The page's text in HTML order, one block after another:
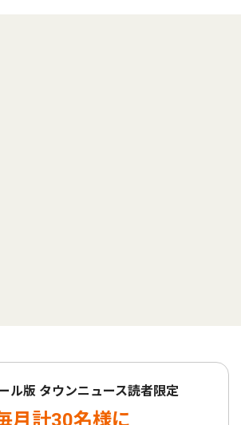
ル版 タウンニュース読者限定
月計30名様に